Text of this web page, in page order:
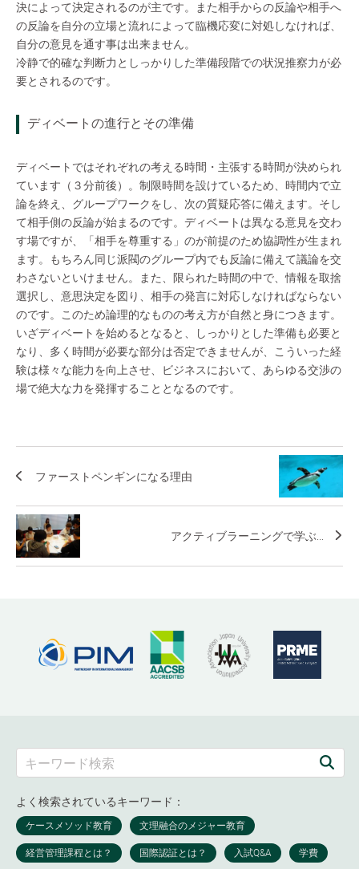
決によって決定されるのが主です。また相手からの反論や相手へ
の反論を自分の立場と流れによって臨機応変に対処しなければ、
自分の意見を通す事は出来ません。
冷静で的確な判断力としっかりした準備段階での状況推察力が必
要とされるのです。
ディベートの進行とその準備
ディベートではそれぞれの考える時間・主張する時間が決められ
ています（３分前後）。制限時間を設けているため、時間内で立
論を終え、グループワークをし、次の質疑応答に備えます。そし
て相手側の反論が始まるのです。ディベートは異なる意見を交わ
す場ですが、「相手を尊重する」のが前提のため協調性が生まれ
ます。もちろん同じ派閥のグループ内でも反論に備えて議論を交
わさないといけません。また、限られた時間の中で、情報を取捨
選択し、意思決定を図り、相手の発言に対応しなければならない
のです。このため論理的なものの考え方が自然と身につきます。
いざディベートを始めるとなると、しっかりとした準備も必要と
なり、多く時間が必要な部分は否定できませんが、こういった経
験は様々な能力を向上させ、ビジネスにおいて、あらゆる交渉の
場で絶大な力を発揮することとなるのです。
ファーストペンギンになる理由
アクティブラーニングで学ぶ...
よく検索されているキーワード：